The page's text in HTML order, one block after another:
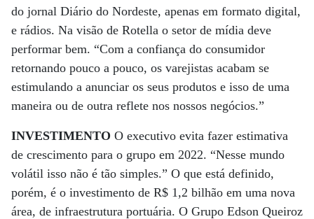
do jornal Diário do Nordeste, apenas em formato digital,
e rádios. Na visão de Rotella o setor de mídia deve
performar bem. “Com a confiança do consumidor
retornando pouco a pouco, os varejistas acabam se
estimulando a anunciar os seus produtos e isso de uma
maneira ou de outra reflete nos nossos negócios.”
INVESTIMENTO O executivo evita fazer estimativa
de crescimento para o grupo em 2022. “Nesse mundo
volátil isso não é tão simples.” O que está definido,
porém, é o investimento de R$ 1,2 bilhão em uma nova
área, de infraestrutura portuária. O Grupo Edson Queiroz